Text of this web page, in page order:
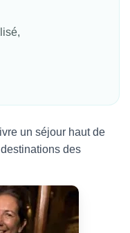
un séjour haut de
des